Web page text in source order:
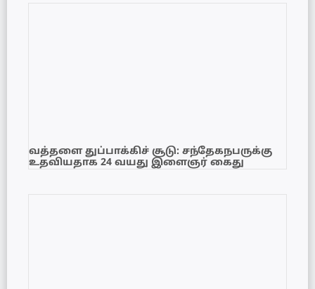
வத்தளை துப்பாக்கிச் சூடு: சந்தேகநபருக்கு
உதவியதாக 24 வயது இளைஞர் கைது